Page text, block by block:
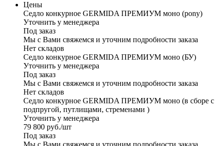
Цены
Седло конкурное GERMIDA ПРЕМИУМ моно (pony)
Уточнить у менеджера
Под заказ
Мы с Вами свяжемся и уточним подробности заказа
Нет складов
Седло конкурное GERMIDA ПРЕМИУМ моно (БУ)
Уточнить у менеджера
Под заказ
Мы с Вами свяжемся и уточним подробности заказа
Нет складов
Седло конкурное GERMIDA ПРЕМИУМ моно (в сборе с
подпругой, путлищами, стременами )
Уточнить у менеджера
79 800 руб./шт
Под заказ